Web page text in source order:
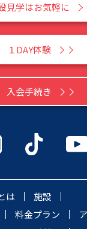
見学はお気軽に
１DAY体験
入会手続き
は
施設
料金プラン